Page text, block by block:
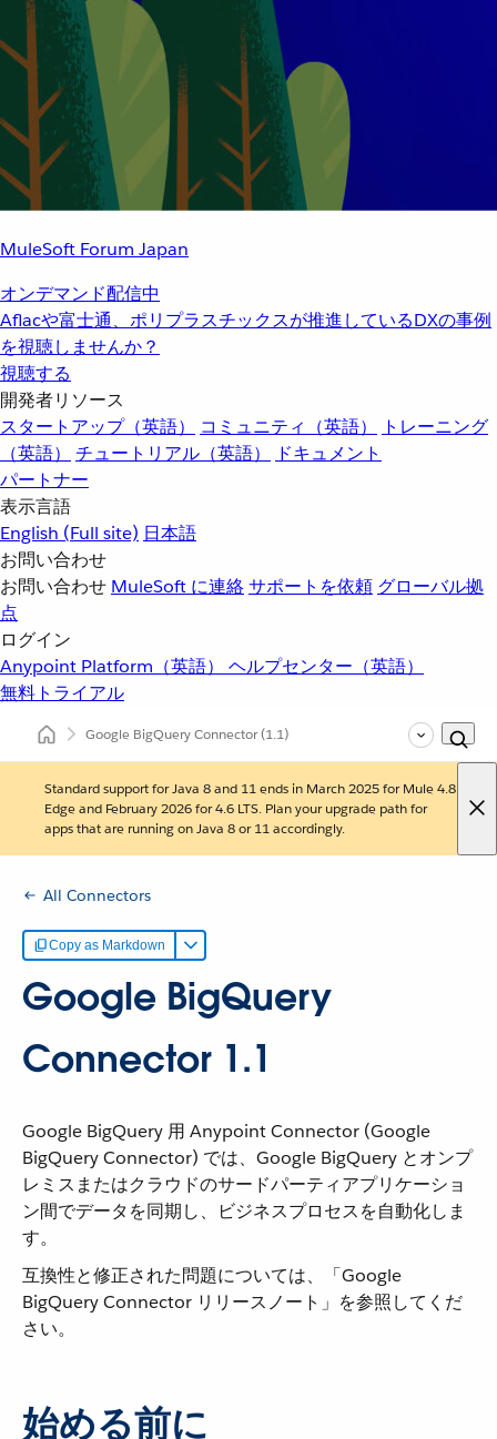
MuleSoft Forum Japan
オンデマンド配信中
Aflacや富士通、ポリプラスチックスが推進しているDXの事例
を視聴しませんか？
視聴する
開発者リソース
スタートアップ（英語）
コミュニティ（英語）
トレーニング
（英語）
チュートリアル（英語）
ドキュメント
パートナー
表示言語
English (Full site) 日本語
お問い合わせ
お問い合わせ MuleSoft に連絡サポートを依頼 グローバル拠
点
ログイン
Anypoint Platform（英語） ヘルプセンター（英語）
無料トライアル
Google BigQuery Connector(1.1)
Standard support for Java 8 and 11 ends in March 2025 for Mule 4.8
Edge and February 2026 for 4.6 LTS. Plan your upgrade path for
apps that are running on Java 8 or 11 accordingly.
All Connectors
Copy as Markdown
Google BigQuery
Connector 1.1
Google BigQuery 用 Anypoint Connector (Google
BigQuery Connector) では、Google BigQuery とオンプ
レミスまたはクラウドのサードパーティアプリケーショ
ン間でデータを同期し、ビジネスプロセスを自動化しま
す。
互換性と修正された問題については、「Google
BigQuery Connector リリースノート」を参照してくだ
さい。
始める前に